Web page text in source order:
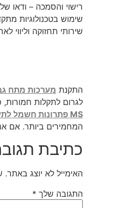
רישוי והסמכה – ודאו
שימוש בטכנולוגיות
שירותי תחזוקה
התקנת מערכות מתח
לגרום לתקלות
MS פתרונות חשמל לתעשייה
המחמירים ביותר. אם
כתיבת
האימייל לא יוצג באתר.
התגובה שלך *